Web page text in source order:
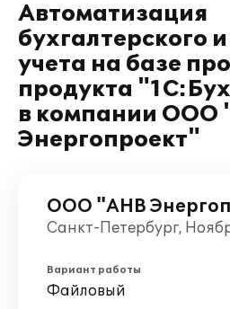
Автоматизация
бухгалтерского
учета на базе
продукта
в компании ООО
Энергопроект"
ООО "АНВ
Санкт-Петербург,
Вариант работы
Файловый